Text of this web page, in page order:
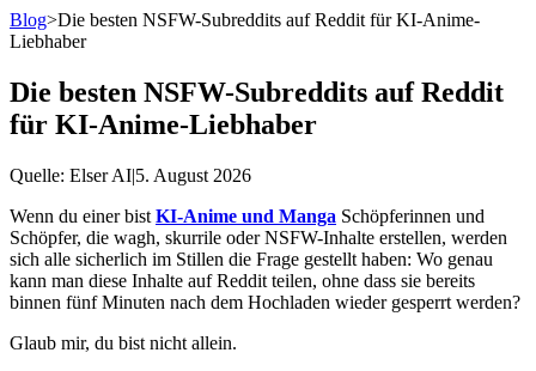
Blog>Die besten NSFW-Subreddits auf Reddit für KI-Anime-
Liebhaber
Die besten NSFW-Subreddits auf Reddit
für KI-Anime-Liebhaber
Quelle: Elser AI|5. August 2026
Wenn du einer bist KI-Anime und Manga Schöpferinnen und
Schöpfer, die wagh, skurrile oder NSFW-Inhalte erstellen, werden
sich alle sicherlich im Stillen die Frage gestellt haben: Wo genau
kann man diese Inhalte auf Reddit teilen, ohne dass sie bereits
binnen fünf Minuten nach dem Hochladen wieder gesperrt werden?
Glaub mir, du bist nicht allein.